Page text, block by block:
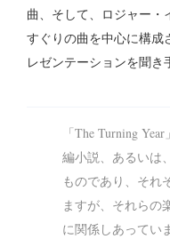
曲、そして、ロジャー・
すぐりの曲を中心に構成
レゼンテーションを聞き
「The Turning
編小説、あるいは
ものであり、それ
ますが、それらの
に関係しあってい